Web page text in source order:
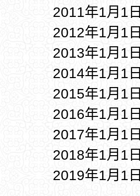
2011年1月1日
2012年1月1日
2013年1月1日
2014年1月1日
2015年1月1日
2016年1月1日
2017年1月1日
2018年1月1日
2019年1月1日